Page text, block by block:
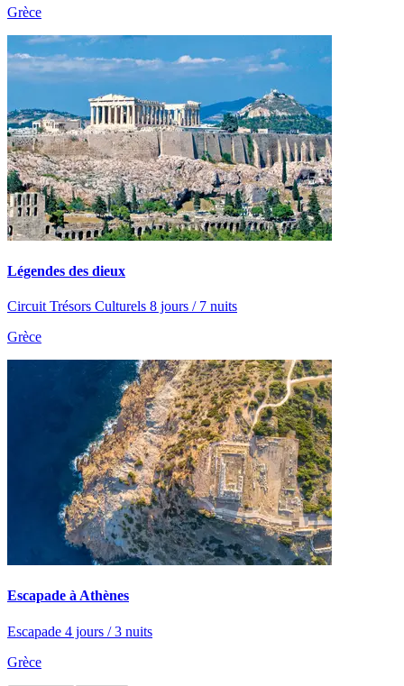
Grèce
Légendes des dieux
Circuit Trésors Culturels 8 jours / 7 nuits
Grèce
Escapade à Athènes
Escapade 4 jours / 3 nuits
Grèce